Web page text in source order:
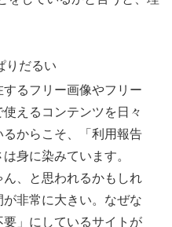
りだるい
るフリー画像やフリー
えるコンテンツを日々
からこそ、「利用報告
身に染みています。
、と思われるかもしれ
非常に大きい。なぜな
」にしているサイトが